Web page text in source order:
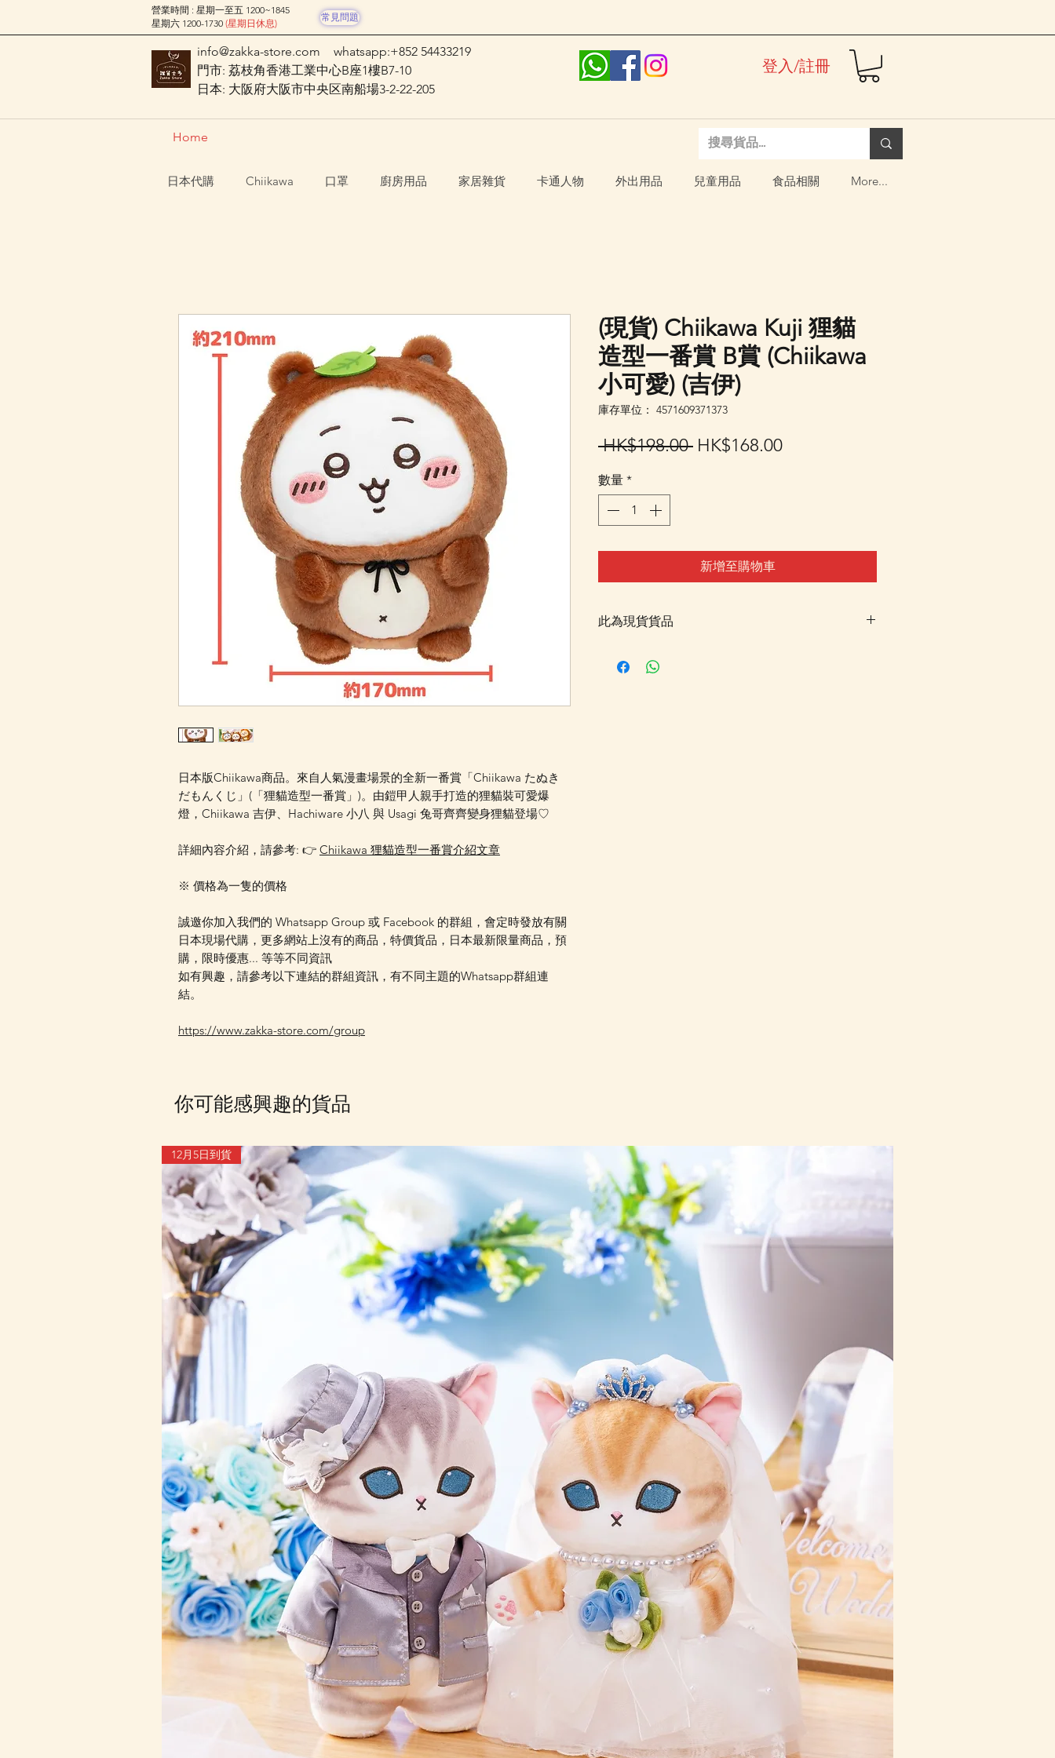
營業時間 : 星期一至五 1200~1845
星期六 1200-1730 (星期日休息)
常見問題
info@zakka-store.com
whatsapp:+852 54433219
門市: 荔枝角香港工業中心B座1樓B7-10
日本: 大阪府大阪市中央区南船場3-2-22-205
登入/註冊
Home
日本代購 Chiikawa 口罩 廚房用品 家居雜貨 卡通人物 外出用品 兒童用品 食品相關 More...
日本版Chiikawa商品。來自人氣漫畫場景的全新一番賞「Chiikawa たぬき
だもんくじ」(「狸貓造型一番賞」)。由鎧甲人親手打造的狸貓裝可愛爆
燈，Chiikawa 吉伊、Hachiware 小八 與 Usagi 兔哥齊齊變身狸貓登場♡
詳細內容介紹，請參考: 👉 Chiikawa 狸貓造型一番賞介紹文章
※ 價格為一隻的價格
誠邀你加入我們的 Whatsapp Group 或 Facebook 的群組，會定時發放有關
日本現場代購，更多網站上沒有的商品，特價貨品，日本最新限量商品，預
購，限時優惠... 等等不同資訊
如有興趣，請參考以下連結的群組資訊，有不同主題的Whatsapp群組連
結。
https://www.zakka-store.com/group
(現貨) Chiikawa Kuji 狸貓
造型一番賞 B賞 (Chiikawa
小可愛) (吉伊)
庫存單位： 4571609371373
HK$198.00 一
HK$168.00促
數量 *
新增至購物車
此為現貨貨品
統顯示為"無庫存"或 未能放入購物車時, 可以
你可能感興趣的貨品
12月5日到貨